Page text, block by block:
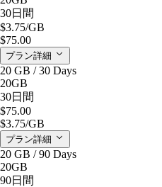
30日間
$3.75/GB
$75.00
プラン詳細
20 GB / 30 Days
20GB
30日間
$75.00
$3.75/GB
プラン詳細
20 GB / 90 Days
20GB
90日間